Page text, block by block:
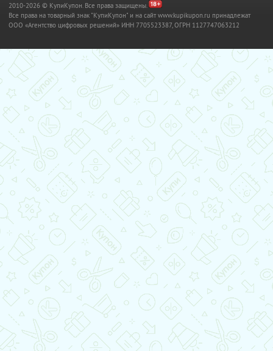
2010-2026 © КупиКупон. Все права защищены.
Все права на товарный знак "КупиКупон" и на сайт www.kupikupon.ru принадлежат
OOO «Агентство цифровых решений» ИНН 7705523387, ОГРН 1127747063212